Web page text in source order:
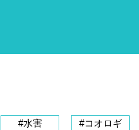
#水害 #コオロギ